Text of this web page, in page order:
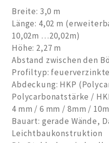
Breite: 3,0 m
Länge: 4,02 m
10,02m …20,02m)
Höhe: 2,27 m
Abstand zwischen den
Profiltyp:
Abdeckung: HKP
Polycarbonatstärke /
4 mm / 6 mm / 8mm /
Bauart: gerade Wände,
Leichtbaukonstruktion